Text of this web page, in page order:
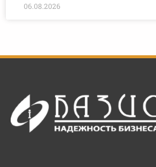
06.08.2026